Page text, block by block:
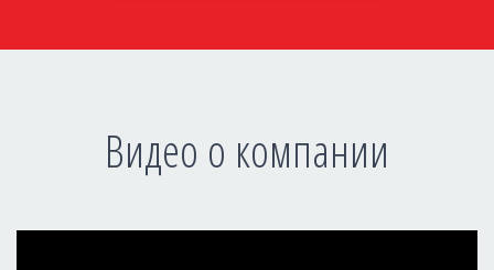
Видео о компании